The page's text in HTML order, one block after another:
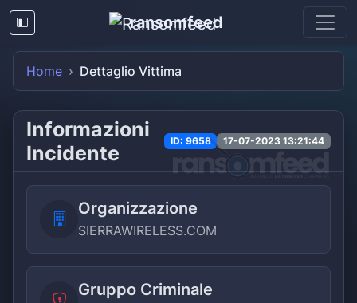
ransomfeed
Home Dettaglio Vittima
Informazioni
Incidente
ID: 9658 17-07-2023 13:21:44
Organizzazione
SIERRAWIRELESS.COM
Gruppo Criminale